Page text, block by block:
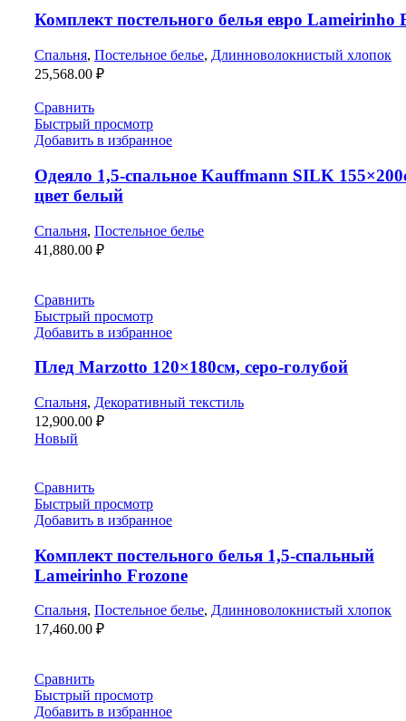
Комплект постельного белья евро Lameirinho
Спальня, Постельное белье, Длинноволокнистый хлопок
25,568.00 ₽
Сравнить
Быстрый просмотр
Добавить в избранное
Одеяло 1,5-спальное Kauffmann SILK
цвет белый
Спальня, Постельное белье
41,880.00 ₽
Сравнить
Быстрый просмотр
Добавить в избранное
Плед Marzotto 120×180см, серо-голубой
Спальня, Декоративный текстиль
12,900.00 ₽
Новый
Сравнить
Быстрый просмотр
Добавить в избранное
Комплект постельного белья 1,5-спальный
Lameirinho Frozone
Спальня, Постельное белье, Длинноволокнистый хлопок
17,460.00 ₽
Сравнить
Быстрый просмотр
Добавить в избранное